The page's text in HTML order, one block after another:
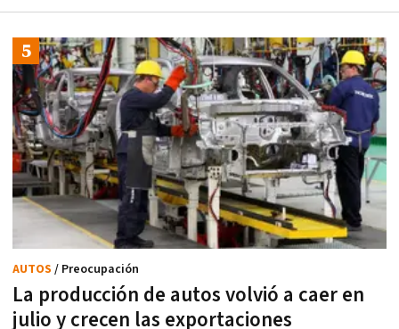
La producción de autos volvió a caer en
julio y crecen las exportaciones
AUTOS / Preocupación